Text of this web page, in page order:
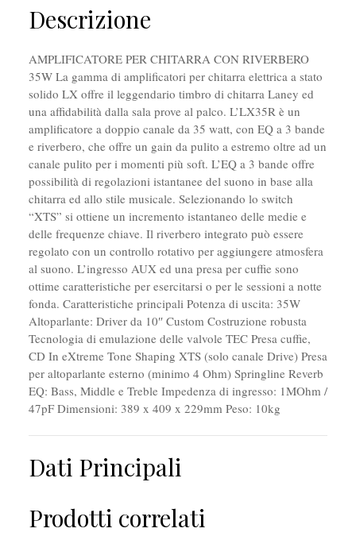
Descrizione
AMPLIFICATORE PER CHITARRA CON RIVERBERO
35W La gamma di amplificatori per chitarra elettrica a stato
solido LX offre il leggendario timbro di chitarra Laney ed
una affidabilità dalla sala prove al palco. L’LX35R è un
amplificatore a doppio canale da 35 watt, con EQ a 3 bande
e riverbero, che offre un gain da pulito a estremo oltre ad un
canale pulito per i momenti più soft. L’EQ a 3 bande offre
possibilità di regolazioni istantanee del suono in base alla
chitarra ed allo stile musicale. Selezionando lo switch
“XTS” si ottiene un incremento istantaneo delle medie e
delle frequenze chiave. Il riverbero integrato può essere
regolato con un controllo rotativo per aggiungere atmosfera
al suono. L’ingresso AUX ed una presa per cuffie sono
ottime caratteristiche per esercitarsi o per le sessioni a notte
fonda. Caratteristiche principali Potenza di uscita: 35W
Altoparlante: Driver da 10″ Custom Costruzione robusta
Tecnologia di emulazione delle valvole TEC Presa cuffie,
CD In eXtreme Tone Shaping XTS (solo canale Drive) Presa
per altoparlante esterno (minimo 4 Ohm) Springline Reverb
EQ: Bass, Middle e Treble Impedenza di ingresso: 1MOhm /
47pF Dimensioni: 389 x 409 x 229mm Peso: 10kg
Dati Principali
Prodotti correlati